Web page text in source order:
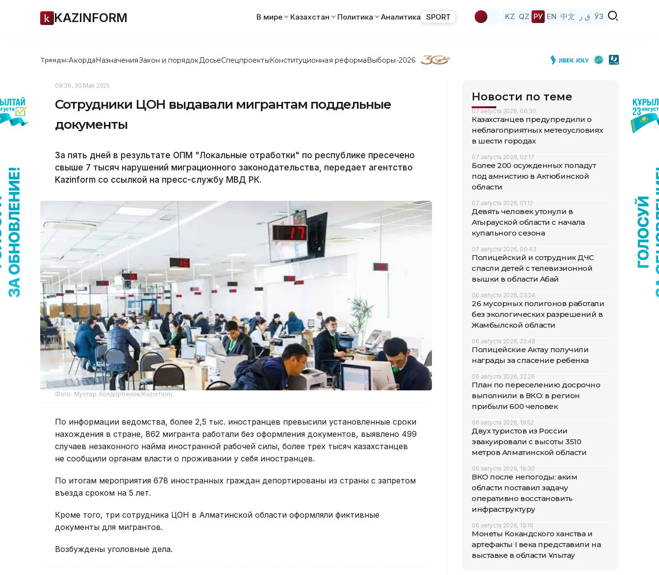
KAZINFORM В мире Казахстан Политика Аналитика SPORT KZ QZ РУ EN 中文 ق ز ЎЗ
Тренды:АкордаНазначенияЗакон и порядок ДосьеСпецпроектыКонституционная реформаВыборы-2026
09:36, 30 Мая 2025
Сотрудники ЦОН выдавали мигрантам поддельные
документы
За пять дней в результате ОПМ "Локальные отработки" по республике пресечено
свыше 7 тысяч нарушений миграционного законодательства, передает агентство
Kazinform со ссылкой на пресс-службу МВД РК.
Фото: Мухтор Холдорбеков/Kazinform
По информации ведомства, более 2,5 тыс. иностранцев превысили установленные сроки
нахождения в стране, 862 мигранта работали без оформления документов, выявлено 499
случаев незаконного найма иностранной рабочей силы, более трех тысяч казахстанцев
не сообщили органам власти о проживании у себя иностранцев.
По итогам мероприятия 678 иностранных граждан депортированы из страны с запретом
въезда сроком на 5 лет.
Кроме того, три сотрудника ЦОН в Алматинской области оформляли фиктивные
документы для мигрантов.
Возбуждены уголовные дела.
Новости по теме
07 августа 2026, 06:30
Казахстанцев предупредили о
неблагоприятных метеоусловиях
в шести городах
07 августа 2026, 02:17
Более 200 осужденных попадут
под амнистию в Актюбинской
области
07 августа 2026, 01:12
Девять человек утонули в
Атырауской области с начала
купального сезона
07 августа 2026, 00:43
Полицейский и сотрудник ДЧС
спасли детей с телевизионной
вышки в области Абай
06 августа 2026, 23:24
26 мусорных полигонов работали
без экологических разрешений в
Жамбылской области
06 августа 2026, 22:48
Полицейские Актау получили
награды за спасение ребенка
06 августа 2026, 22:26
План по переселению досрочно
выполнили в ВКО: в регион
прибыли 600 человек
06 августа 2026, 19:52
Двух туристов из России
эвакуировали с высоты 3510
метров Алматинской области
06 августа 2026, 19:30
ВКО после непогоды: аким
области поставил задачу
оперативно восстановить
инфраструктуру
06 августа 2026, 19:16
Монеты Кокандского ханства и
артефакты I века представили на
выставке в области Ұлытау